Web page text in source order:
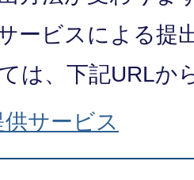
ービスによる提
は、下記URLか
サービス